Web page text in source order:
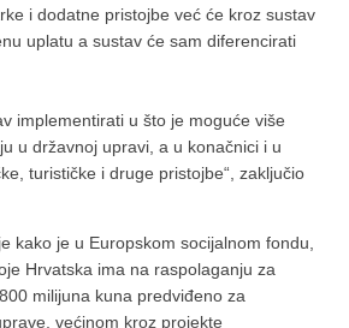
i dodatne pristojbe već će kroz sustav
uplatu a sustav će sam diferencirati
implementirati u što je moguće više
u državnoj upravi, a u konačnici i u
turističke i druge pristojbe“, zaključio
kako je u Europskom socijalnom fondu,
Hrvatska ima na raspolaganju za
milijuna kuna predviđeno za
većinom kroz projekte